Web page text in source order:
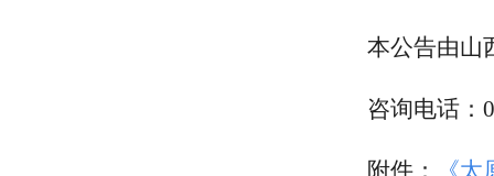
本公告由山
咨询电话：
附件： 《